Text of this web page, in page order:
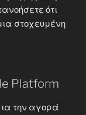
ότι
στοχευμένη
Platform
την αγορά